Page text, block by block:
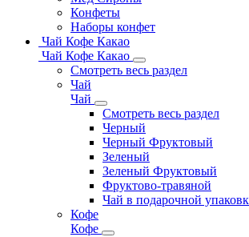
Конфеты
Наборы конфет
Чай Кофе Какао
Чай Кофе Какао
Смотреть весь раздел
Чай
Чай
Смотреть весь раздел
Черный
Черный Фруктовый
Зеленый
Зеленый Фруктовый
Фруктово-травяной
Чай в подарочной
Кофе
Кофе